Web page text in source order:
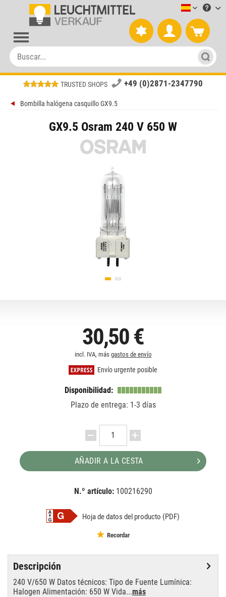
TRUSTED SHOPS +49 (0)2871-2347790
Bombilla halógena casquillo GX9.5
GX9.5 Osram 240 V 650 W
30,50 €
incl. IVA, más gastos de envío
Envío urgente posible
Disponibilidad:
Plazo de entrega: 1-3 días
AÑADIR A LA CESTA
N.º artículo: 100216290
Hoja de datos del producto (PDF)
Recordar
Descripción
240 V/650 W Datos técnicos: Tipo de Fuente Lumínica:
Halogen Alimentación: 650 W Vida...más